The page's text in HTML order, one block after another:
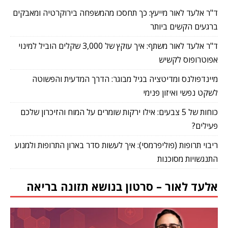
ד"ר אלעד לאור מייעץ: כך תחסכו מהמשפחה בירוקרטיה ומאבקים
ברגעים הקשים ביותר
ד"ר אלעד לאור משתף: איך עוקץ של 3,000 שקלים הוביל למינוי
אפוטרופוס לקשיש
מיינדפולנס ומדיטציה בגיל מבוגר: הדרך המדעית והפשוטה
לשקט נפשי ואיזון פנימי
כוחות של 5 צבעים: אילו ירקות שומרים על המוח והזיכרון שלכם
פעילים?
ריבוי תרופות (פוליפרמסי): איך לעשות סדר בארון התרופות ולמנוע
התנגשויות מסוכנות
אלעד לאור – סרטון בנושא תזונה בריאה